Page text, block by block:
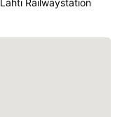
Lahti Railwaystation